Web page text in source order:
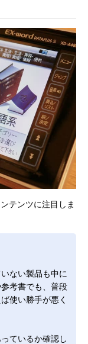
テンツに注目しま
ない製品も中に
考書でも、普段
使い勝手が悪く
ているか確認し